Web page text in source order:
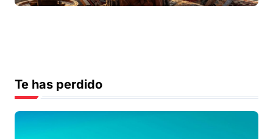
Te has perdido